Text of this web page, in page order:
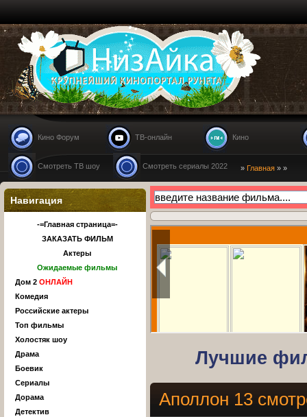
Nizaika.ru
Кино Форум ТВ-онлайн Кино
Смотреть ТВ шоу Смотреть сериалы 2022 » Главная » »
Лучшие
Аполлон 13
Навигация
-=Главная страница=-
ЗАКАЗАТЬ ФИЛЬМ
Актеры
Ожидаемые фильмы
Дом 2 ОНЛАЙН
Комедия
Российские актеры
Топ фильмы
Холостяк шоу
Драма
Боевик
Сериалы
Дорама
Детектив